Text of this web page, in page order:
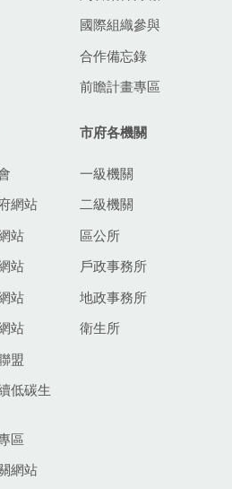
國際組織參與
合作備忘錄
前瞻計畫專區
網站
站
站
站
站
盟
低碳生
區
網站
市府各機關
一級機關
二級機關
區公所
戶政事務所
地政事務所
衛生所